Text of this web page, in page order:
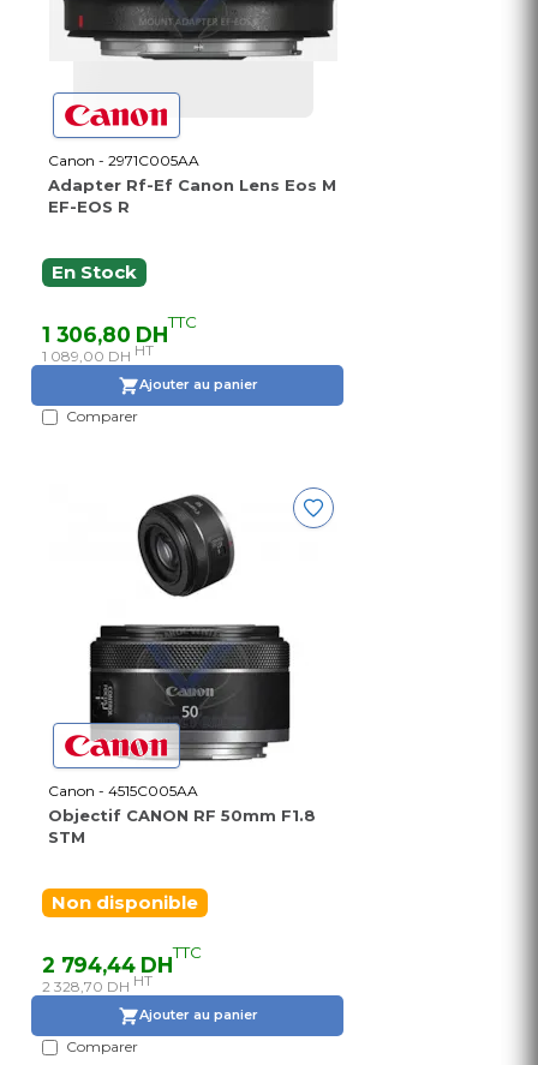
Canon - 2971C005AA
Adapter Rf-Ef Canon Lens Eos M
EF-EOS R
En Stock
1 306,80 DHTTC
1 089,00 DH HT
Ajouter au panier
Comparer
Canon - 4515C005AA
Objectif CANON RF 50mm F1.8
STM
Non disponible
2 794,44 DHTTC
2 328,70 DH HT
Ajouter au panier
Comparer